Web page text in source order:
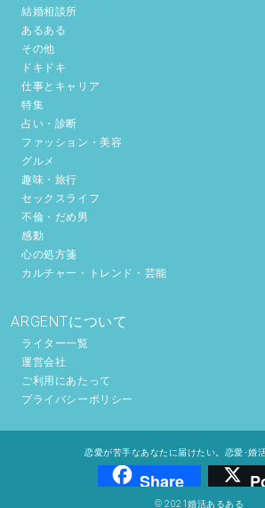
結婚相談所
あるある
その他
ドキドキ
仕事とキャリア
特集
占い・診断
ファッション・美容
グルメ
趣味・旅行
セックスライフ
不倫・だめ男
感動
心の処方箋
カルチャー・トレンド・芸能
ARGENTについて
ライター一覧
運営会社
ご利用にあたって
プライバシーポリシー
恋愛が苦手なあなたに届けたい。恋愛･婚
Share
© 2021婚活あるある